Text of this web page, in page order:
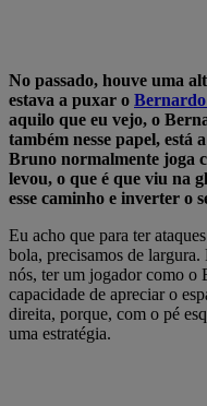
No passado, houve uma
estava a puxar o
aquilo que eu vejo, o
também nesse papel, está
Bruno normalmente joga
levou, o que é que viu na
esse caminho e inverter o
Eu acho que para ter
bola, precisamos de
nós, ter um jogador como o
capacidade de apreciar o
direita, porque, com o pé
uma estratégia.